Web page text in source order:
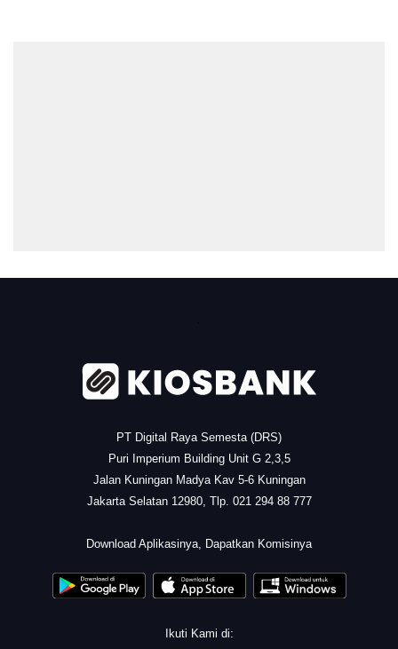
PT Digital Raya Semesta (DRS)
Puri Imperium Building Unit G 2,3,5
Jalan Kuningan Madya Kav 5-6 Kuningan
Jakarta Selatan 12980, Tlp. 021 294 88 777
Download Aplikasinya, Dapatkan Komisinya
Ikuti Kami di: